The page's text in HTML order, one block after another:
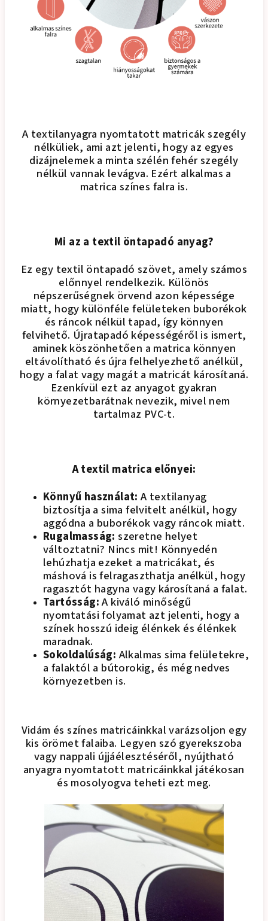
A textilanyagra nyomtatott matricák szegély
nélküliek, ami azt jelenti, hogy az egyes
dizájnelemek a minta szélén fehér szegély
nélkül vannak levágva. Ezért alkalmas a
matrica színes falra is.
Mi az a textil öntapadó anyag?
Ez egy textil öntapadó szövet, amely számos
előnnyel rendelkezik. Különös
népszerűségnek örvend azon képessége
miatt, hogy különféle felületeken buborékok
és ráncok nélkül tapad, így könnyen
felvihető. Újratapadó képességéről is ismert,
aminek köszönhetően a matrica könnyen
eltávolítható és újra felhelyezhető anélkül,
hogy a falat vagy magát a matricát károsítaná.
Ezenkívül ezt az anyagot gyakran
környezetbarátnak nevezik, mivel nem
tartalmaz PVC-t.
A textil matrica előnyei:
Könnyű használat:A textilanyag
biztosítja a sima felvitelt anélkül, hogy
aggódna a buborékok vagy ráncok miatt.
Rugalmasság: szeretne helyet
változtatni? Nincs mit! Könnyedén
lehúzhatja ezeket a matricákat, és
máshová is felragaszthatja anélkül, hogy
ragasztót hagyna vagy károsítaná a falat.
Tartósság:A kiváló minőségű
nyomtatási folyamat azt jelenti, hogy a
színek hosszú ideig élénkek és élénkek
maradnak.
Sokoldalúság:Alkalmas sima felületekre,
a falaktól a bútorokig, és még nedves
környezetben is.
Vidám és színes matricáinkkal varázsoljon egy
kis örömet falaiba. Legyen szó gyerekszoba
vagy nappali újjáélesztéséről, nyújtható
anyagra nyomtatott matricáinkkal játékosan
és mosolyogva teheti ezt meg.